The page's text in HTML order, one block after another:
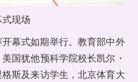
式现场
幕式如期举行。教育部中外
国犹他预科学院校长凯尔・
斯及来访学生，北京体育大